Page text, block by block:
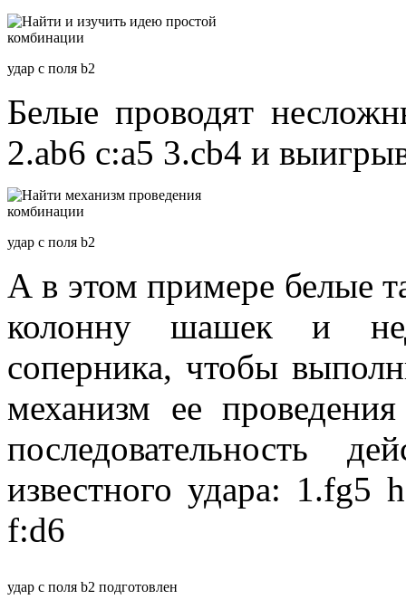
удар с поля b2
Белые проводят
2.ab6 c:a5 3.cb4 и
удар с поля b2
А в этом примере белые
колонну шашек и
соперника, чтобы
механизм ее
последовательность
известного удара:
f:d6
удар с поля b2 подготовлен